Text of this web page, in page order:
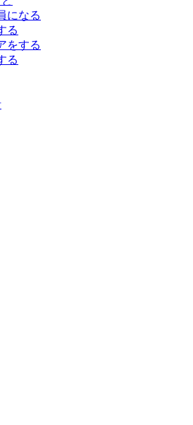
になる
る
をする
る